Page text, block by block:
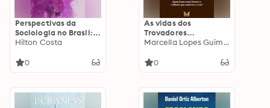
Perspectivas da
Sociologia no Brasil:
Volume 2
Hilton Costa
0
As vidas dos
Trovadores
Medievais: Quem
mulheres que
Marcella Lopes Guimarães
0